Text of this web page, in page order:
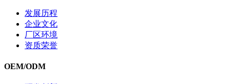
发展历程
企业文化
厂区环境
资质荣誉
OEM/ODM